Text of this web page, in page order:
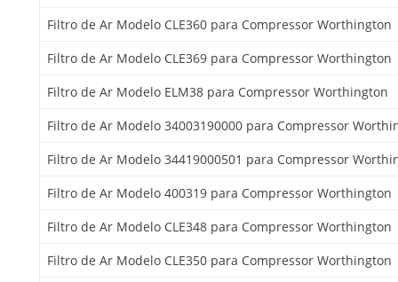
Filtro de Ar Modelo CLE360 para Compressor Worthington
Filtro de Ar Modelo CLE369 para Compressor Worthington
Filtro de Ar Modelo ELM38 para Compressor Worthington
Filtro de Ar Modelo 34003190000 para Compressor
Filtro de Ar Modelo 34419000501 para Compressor
Filtro de Ar Modelo 400319 para Compressor Worthington
Filtro de Ar Modelo CLE348 para Compressor Worthington
Filtro de Ar Modelo CLE350 para Compressor Worthington